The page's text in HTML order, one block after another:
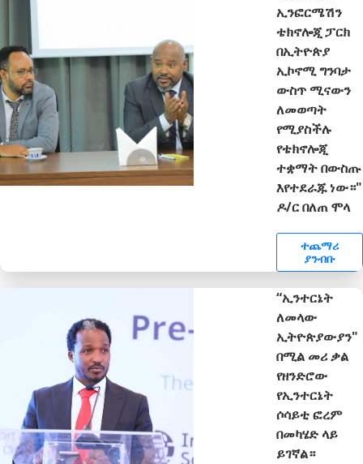
ኢንፎርሜሽን
ቴክኖሎጂ ፓርክ
በኢትዮጵያ
ኢኮኖሚ ግንባታ
ውስጥ ሚናውን
ለመወጣት
የሚያስችሉ
የቴክኖሎጂ
ተቋማት በውስጡ
እየተደራጁ ነው።"
ዶ/ር በለጠ ሞላ
ተጨማሪ
ያንብቡ
“ኢንተርኔት
ለመላው
ኢትዮጵያውያን"
በሚል መሪ ቃል
የዘንድሮው
የኢንተርኔት
ሶሳይቲ ፎረም
በመካሄድ ላይ
ይገኛል።